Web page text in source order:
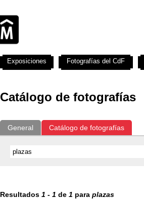
Catálogo de fotografías
General Catálogo de fotografías
Resultados 1 - 1 de 1 para plazas
Exposiciones Fotografías del CdF